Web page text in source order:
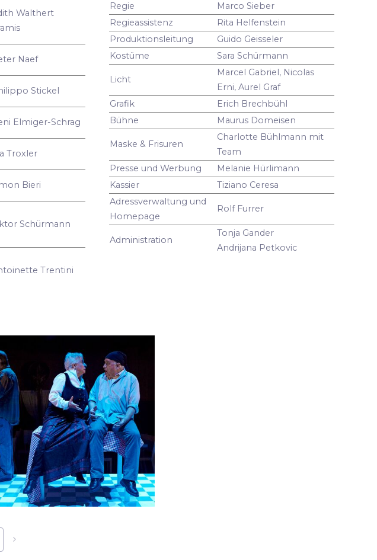
Walthert
Naef
Stickel
Elmiger-Schrag
Troxler
Bieri
Schürmann
Trentini
Regie
Marco Sieber
Regieassistenz
Rita Helfenstein
Produktionsleitung
Guido Geisseler
Kostüme
Sara Schürmann
Licht
Marcel Gabriel, Nicolas
Erni, Aurel Graf
Grafik
Erich Brechbühl
Bühne
Maurus Domeisen
Maske & Frisuren
Charlotte Bühlmann mit
Team
Presse und Werbung
Melanie Hürlimann
Kassier
Tiziano Ceresa
Adressverwaltung und
Homepage
Rolf Furrer
Administration
Tonja Gander
Andrijana Petkovic